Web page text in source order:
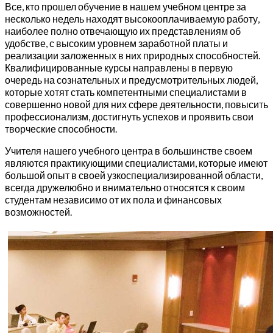
Все, кто прошел обучение в нашем учебном центре за
несколько недель находят высокооплачиваемую работу,
наиболее полно отвечающую их представлениям об
удобстве, с высоким уровнем заработной платы и
реализации заложенных в них природных способностей.
Квалифицированные курсы направлены в первую
очередь на сознательных и предусмотрительных людей,
которые хотят стать компетентными специалистами в
совершенно новой для них сфере деятельности, повысить
профессионализм, достигнуть успехов и проявить свои
творческие способности.
Учителя нашего учебного центра в большинстве своем
являются практикующими специалистами, которые имеют
большой опыт в своей узкоспециализированной области,
всегда дружелюбно и внимательно относятся к своим
студентам независимо от их пола и финансовых
возможностей.